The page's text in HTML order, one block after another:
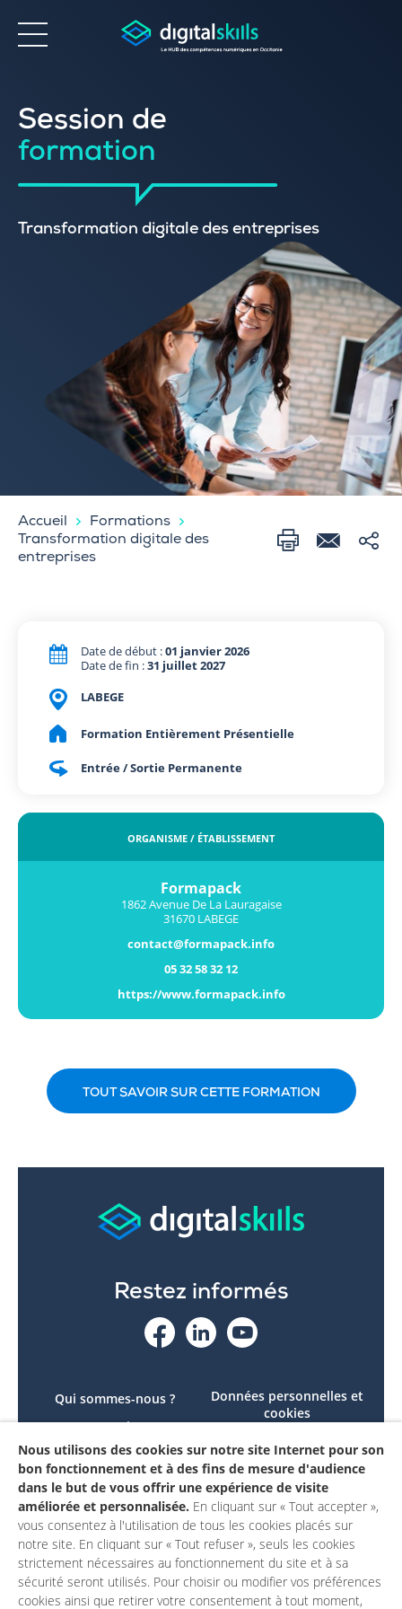
Accessibilité
Session de
formation
Transformation digitale des entreprises
Accueil
Formations
Transformation digitale des
entreprises
Date de début :01 janvier 2026
Date de fin :31 juillet 2027
LABEGE
Formation Entièrement Présentielle
Entrée / Sortie Permanente
ORGANISME / ÉTABLISSEMENT
Formapack
1862 Avenue De La Lauragaise
31670 LABEGE
contact@formapack.info
05 32 58 32 12
https://www.formapack.info
TOUT SAVOIR SUR CETTE FORMATION
Restez informés
Qui sommes-nous ?
Le projet
Contactez-nous
Mon compte
Données personnelles et
cookies
conforme
Mentions légales
Nous utilisons des cookies sur notre site Internet pour son
bon fonctionnement et à des fins de mesure d'audience
dans le but de vous offrir une expérience de visite
améliorée et personnalisée. En cliquant sur « Tout accepter »,
vous consentez à l'utilisation de tous les cookies placés sur
notre site. En cliquant sur « Tout refuser », seuls les cookies
strictement nécessaires au fonctionnement du site et à sa
sécurité seront utilisés. Pour choisir ou modifier vos préférences
cookies ainsi que retirer votre consentement à tout moment,